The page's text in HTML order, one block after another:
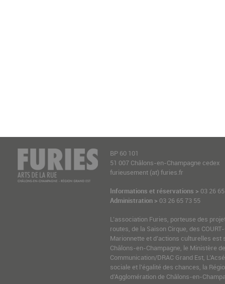
BP 60 101
51 007 Châlons-en-Champagne cedex
furieusement (at) furies.fr
Informations et réservations > 03 26
Administration > 03 26 65 73 55
L’association Furies, porteuse des
routes, de la Saison Cirque, des
Marionnette et d’actions culturelles est
Châlons-en-Champagne, le Ministère
Communication/DRAC Grand Est,
sociale et l’égalité des chances, la
d’Agglomération de Châlons-en-